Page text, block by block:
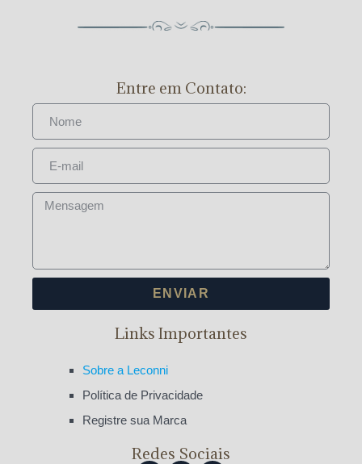
Entre em Contato:
ENVIAR
Links Importantes
Sobre a Leconni
Política de Privacidade
Registre sua Marca
Redes Sociais